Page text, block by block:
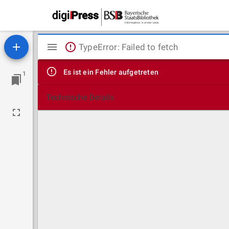
1
Mirador
Viewer
TypeError: Failed to fetch
Es ist ein Fehler aufgetreten
Technische Details